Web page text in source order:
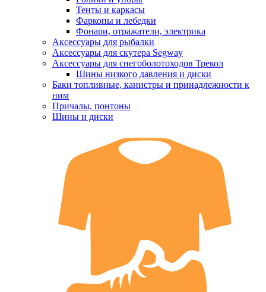
Тенты и каркасы
Фаркопы и лебедки
Фонари, отражатели, электрика
Аксессуары для рыбалки
Аксессуары для скутера Segway
Аксессуары для снегоболотоходов Трекол
Шины низкого давления и диски
Баки топливные, канистры и принадлежности к
ним
Причалы, понтоны
Шины и диски